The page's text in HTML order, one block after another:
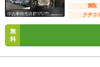
買取
クチコ
無
料